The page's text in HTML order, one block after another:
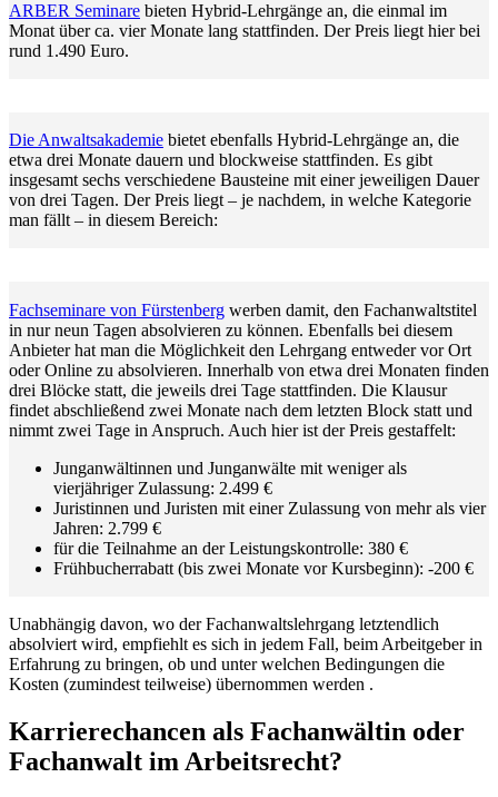
ARBER Seminare bieten Hybrid-Lehrgänge an, die einmal im
Monat über ca. vier Monate lang stattfinden. Der Preis liegt hier bei
rund 1.490 Euro.
Die Anwaltsakademie bietet ebenfalls Hybrid-Lehrgänge an, die
etwa drei Monate dauern und blockweise stattfinden. Es gibt
insgesamt sechs verschiedene Bausteine mit einer jeweiligen Dauer
von drei Tagen. Der Preis liegt – je nachdem, in welche Kategorie
man fällt – in diesem Bereich:
Fachseminare von Fürstenberg werben damit, den Fachanwaltstitel
in nur neun Tagen absolvieren zu können. Ebenfalls bei diesem
Anbieter hat man die Möglichkeit den Lehrgang entweder vor Ort
oder Online zu absolvieren. Innerhalb von etwa drei Monaten finden
drei Blöcke statt, die jeweils drei Tage stattfinden. Die Klausur
findet abschließend zwei Monate nach dem letzten Block statt und
nimmt zwei Tage in Anspruch. Auch hier ist der Preis gestaffelt:
Junganwältinnen und Junganwälte mit weniger als
vierjähriger Zulassung: 2.499 €
Juristinnen und Juristen mit einer Zulassung von mehr als vier
Jahren: 2.799 €
für die Teilnahme an der Leistungskontrolle: 380 €
Frühbucherrabatt (bis zwei Monate vor Kursbeginn): -200 €
Unabhängig davon, wo der Fachanwaltslehrgang letztendlich
absolviert wird, empfiehlt es sich in jedem Fall, beim Arbeitgeber in
Erfahrung zu bringen, ob und unter welchen Bedingungen die
Kosten (zumindest teilweise) übernommen werden .
Karrierechancen als Fachanwältin oder
Fachanwalt im Arbeitsrecht?